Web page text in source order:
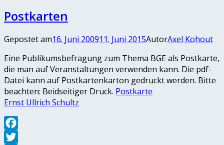
Postkarten
Gepostet am16. Juni 200911. Juni 2015AutorAxel Kohout
Eine Publikumsbefragung zum Thema BGE als Postkarte,
die man auf Veranstaltungen verwenden kann. Die pdf-
Datei kann auf Postkartenkarton gedruckt werden. Bitte
beachten: Beidseitiger Druck. Postkarte
Ernst Ullrich Schultz
Facebook